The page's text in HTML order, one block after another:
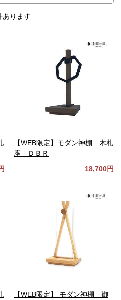
あります
【WEB限定】モダン神棚 木札
座 ＤＢＲ
18,700円
【WEB限定】 モダン神棚 御